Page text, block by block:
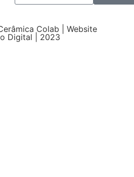
Colab | Website
Digital | 2023